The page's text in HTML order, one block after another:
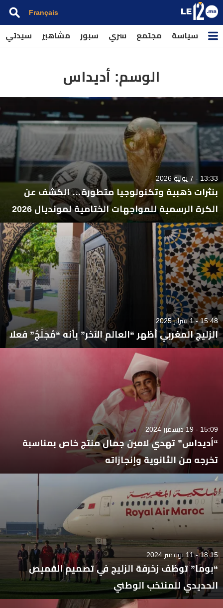
Français
سياسة مجتمع سري سبور مشاهير سيدتي
الوسم: أديداس
13:33 - 7 يوليو 2026
بنثرات ذهبية وتكنولوجيا متطورة… الكشف عن
الكرة الرسمية للمواجهات الختامية لمونديال 2026
15:48 - 1 فبراير 2025
الزليج المغربي أظهر “العالم الآخر” بأنه “مْجَلَّجْ” فعلا
15:09 - 19 ديسمبر 2024
“أديداس” تهدي لامين جمال منتج خاص بمناسبة
تخرجه من الثانوية وإنجازاته
18:15 - 11 نوفمبر 2024
“بوما” توظف زخرفة الزليج في تصميم القميص
الحديدي للمنتخب الوطني